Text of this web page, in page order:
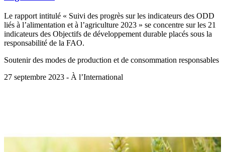
Le rapport intitulé « Suivi des progrès sur les indicateurs des ODD
liés à l’alimentation et à l’agriculture 2023 » se concentre sur les 21
indicateurs des Objectifs de développement durable placés sous la
responsabilité de la FAO.
Soutenir des modes de production et de consommation responsables
27 septembre 2023 - À l’International